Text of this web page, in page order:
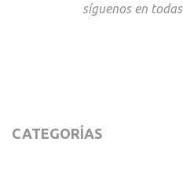
síguenos en
CATEGORÍAS